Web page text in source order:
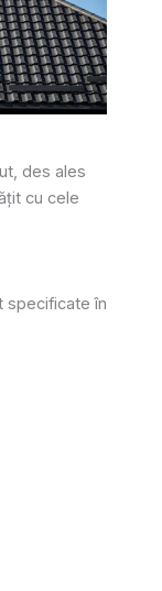
des ales
cu cele
specificate în